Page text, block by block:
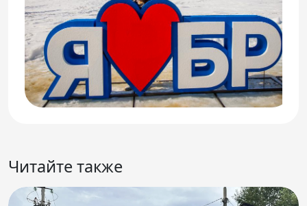
Читайте также